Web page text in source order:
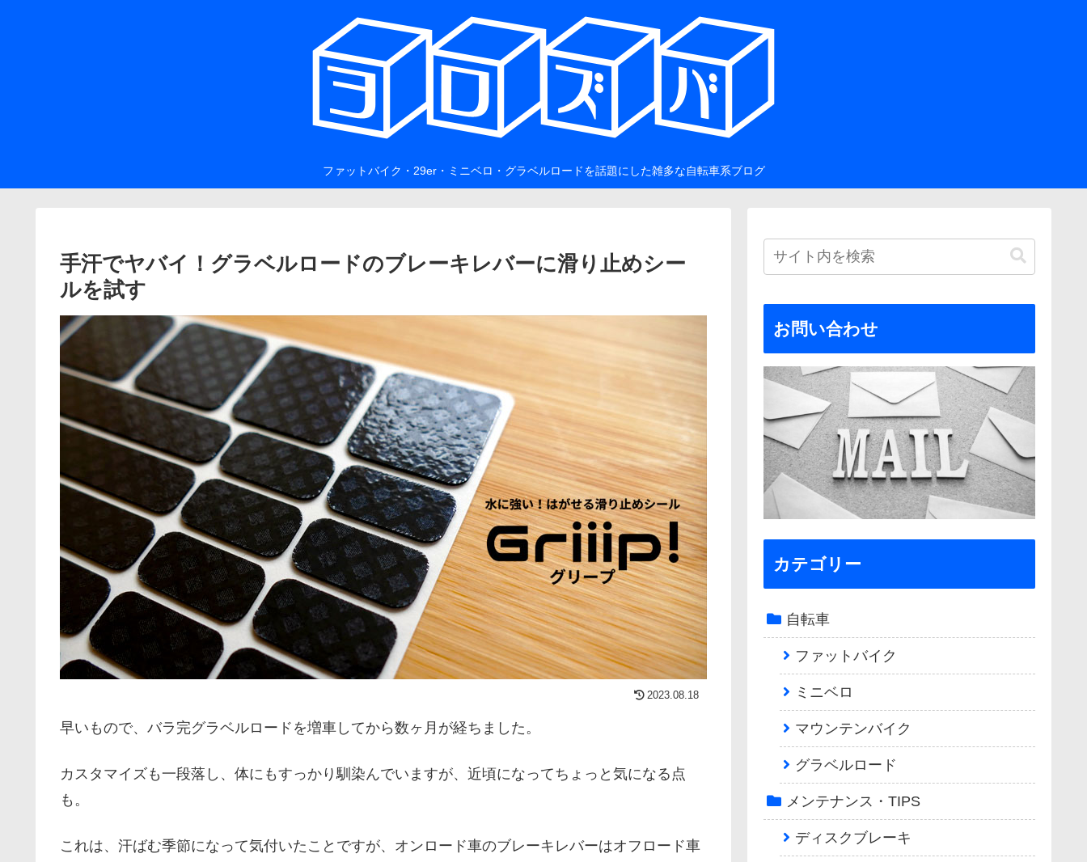
ファットバイク・29er・ミニベロ・グラベルロードを話題にした雑多な自転車系ブログ
手汗でヤバイ！グラベルロードのブレーキレバーに滑り止めシー
ルを試す
2023.08.18
早いもので、バラ完グラベルロードを増車してから数ヶ月が経ちました。
カスタマイズも一段落し、体にもすっかり馴染んでいますが、近頃になってちょっと気になる点
も。
これは、汗ばむ季節になって気付いたことですが、オンロード車のブレーキレバーはオフロード車
お問い合わせ
カテゴリー
自転車
ファットバイク
ミニベロ
マウンテンバイク
グラベルロード
メンテナンス・TIPS
ディスクブレーキ